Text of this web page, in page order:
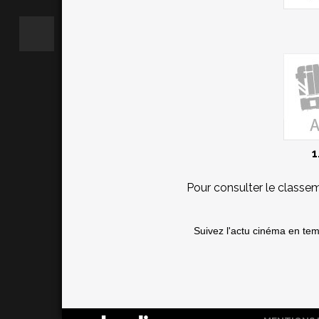
Pour consulter le
Suivez l'actu cinéma en